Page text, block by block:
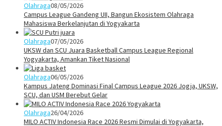
Olahraga08/05/2026
Campus League Gandeng UII, Bangun Ekosistem Olahraga
Mahasiswa Berkelanjutan di Yogyakarta
Olahraga07/05/2026
UKSW dan SCU Juara Basketball Campus League Regional
Yogyakarta, Amankan Tiket Nasional
Olahraga06/05/2026
Kampus Jateng Dominasi Final Campus League 2026 Jogja, UKSW,
SCU, dan USM Berebut Gelar
Olahraga26/04/2026
MILO ACTIV Indonesia Race 2026 Resmi Dimulai di Yogyakarta,